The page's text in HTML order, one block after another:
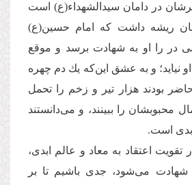
در دامان سیدالشهداء(ع) است
ریشه داشت که امام حسین(ع)
در را او به شهادت برسد و موقع
نیاید؛ و به عشق این‌كه یك دم چهره
بودند هزار تیر و زخم را تحمل
محبوبشان را ببینند، و می‌‌دانستند
است.
تقویت اعتقاد به معاد و عالم ابدی،
می‌‌شود، جدی باشیم تا بر